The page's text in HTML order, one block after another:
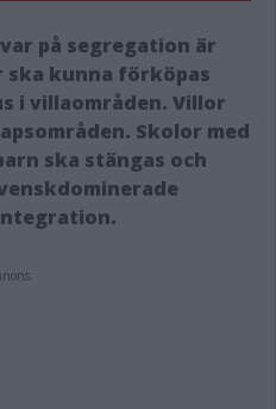
på segregation är
kunna förköpas
i villaområden. Villor
Skolor med
ska stängas och